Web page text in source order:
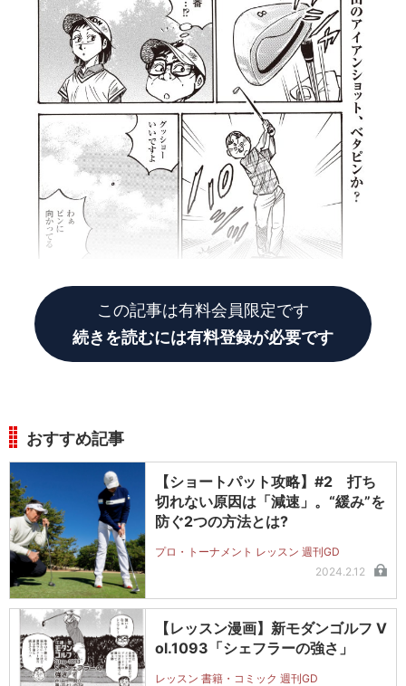
この記事は有料会員限定です
続きを読むには有料登録が必要です
おすすめ記事
【ショートパット攻略】#2 打ち
切れない原因は「減速」。“緩み”を
防ぐ2つの方法とは?
プロ・トーナメント レッスン 週刊GD
2024.2.12
【レッスン漫画】新モダンゴルフ V
ol.1093「シェフラーの強さ」
レッスン 書籍・コミック 週刊GD